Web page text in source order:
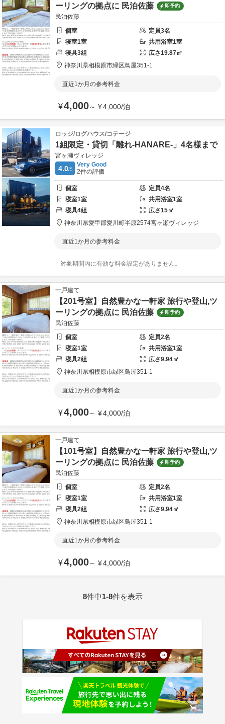
ーリングの拠点に 民泊佐藤 即予約
民泊佐藤
個室
定員3名
寝室1室 共用浴室1室
寝具3組 広さ19.87㎡
神奈川県相模原市緑区鳥屋351-1
直近1か月の参考料金
¥4,000～ ¥4,000/泊
ロッジ/ログハウス/コテージ
1組限定・貸切「離れ-HANARE-」4名様まで
宮ヶ瀬ヴィレッジ
4.0/5
Very Good
2件の評価
個室 定員4名
寝室1室 共用浴室1室
寝具4組 広さ15㎡
神奈川県愛甲郡愛川町半原2574宮ヶ瀬ヴィレッジ
直近1か月の参考料金
対象期間内に有効な料金設定がありません。
一戸建て
【201号室】自然豊かな一軒家 旅行や登山,ツ
ーリングの拠点に 民泊佐藤
即予約
民泊佐藤
個室
定員2名
寝室1室 共用浴室1室
寝具2組 広さ9.94㎡
神奈川県相模原市緑区鳥屋351-1
直近1か月の参考料金
¥4,000～ ¥4,000/泊
一戸建て
【101号室】自然豊かな一軒家 旅行や登山,ツ
ーリングの拠点に 民泊佐藤
即予約
民泊佐藤
個室
定員2名
寝室1室 共用浴室1室
寝具2組 広さ9.94㎡
神奈川県相模原市緑区鳥屋351-1
直近1か月の参考料金
¥4,000～ ¥4,000/泊
8件中1-8件を表示